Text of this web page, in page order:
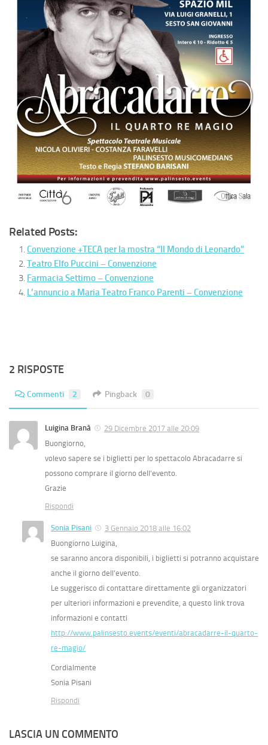
Related Posts:
Convenzione +TECA per la mostra “Il Mondo di Leonardo”
Teatro Elfo Puccini – Convenzione
Farmacia Settimo – Convenzione
L’annuncio a Maria Teatro Franco Parenti – Convenzione
2 RISPOSTE
Commenti 2 Pingback 0
Luigina Branà
29 Dicembre 2017 alle 20:09
Buongiorno,
volevo sapere se i biglietti per lo spettacolo Abracadarre si
possono comprare il giorno dell’evento.
Grazie
Rispondi
Sonia Pisani
3 Gennaio 2018 alle 16:02
Buongiorno Luigina,
se saranno ancora disponibili, i biglietti si potranno acquistare
anche il giorno dell’evento.
Le suggerisco di contattare direttamente gli organizzatori
per ulteriori informazioni e prevendite, a questo link trova
informazioni e contatti
http://www.palinsesto.events/eventi/abracadarre-il-quarto-
re-magio/
Cordialmente
Sonia Pisani
Rispondi
LASCIA UN COMMENTO